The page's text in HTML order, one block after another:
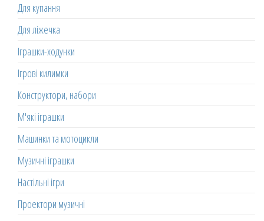
Для купання
Для ліжечка
Іграшки-ходунки
Ігрові килимки
Конструктори, набори
М'які іграшки
Машинки та мотоцикли
Музичні іграшки
Настільні ігри
Проектори музичні